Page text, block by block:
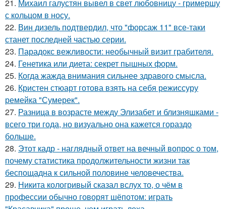
21. Михаил галустян вывел в свет любовницу - гримершу
с кольцом в носу.
22. Вин дизель подтвердил, что "форсаж 11" все-таки
станет последней частью серии.
23. Парадокс вежливости: необычный визит грабителя.
24. Генетика или диета: секрет пышных форм.
25. Когда жажда внимания сильнее здравого смысла.
26. Кристен стюарт готова взять на себя режиссуру
ремейка "Сумерек".
27. Разница в возрасте между Элизабет и близняшками -
всего три года, но визуально она кажется гораздо
больше.
28. Этот кадр - наглядный ответ на вечный вопрос о том,
почему статистика продолжительности жизни так
беспощадна к сильной половине человечества.
29. Никита кологривый сказал вслух то, о чём в
профессии обычно говорят шёпотом: играть